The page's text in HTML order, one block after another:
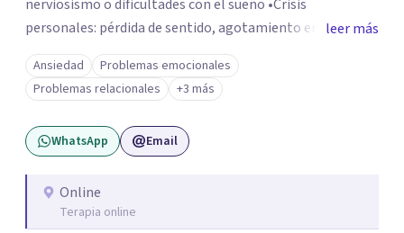
nerviosismo o dificultades con el sueño •Crisis
personales: pérdida de sentido, agotamiento emocional
o dificultad para manejar transiciones vitales •Conflictos
relacionales: problemas de pareja, tensiones familiares,
desafíos laborales o dificultades en dinámicas sociales.
leer más
Ansiedad
Problemas emocionales
Problemas relacionales
+3 más
WhatsApp Email
Online
Terapia online